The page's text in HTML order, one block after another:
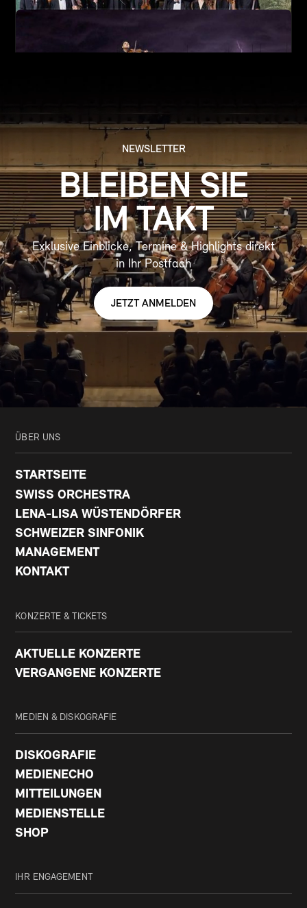
NEWSLETTER
BLEIBEN SIE
IM TAKT
Exklusive Einblicke, Termine & Highlights direkt
in Ihr Postfach
JETZT ANMELDEN
ÜBER UNS
STARTSEITE
SWISS ORCHESTRA
LENA-LISA WÜSTENDÖRFER
SCHWEIZER SINFONIK
MANAGEMENT
KONTAKT
KONZERTE & TICKETS
AKTUELLE KONZERTE
VERGANGENE KONZERTE
MEDIEN & DISKOGRAFIE
DISKOGRAFIE
MEDIENECHO
MITTEILUNGEN
MEDIENSTELLE
SHOP
IHR ENGAGEMENT